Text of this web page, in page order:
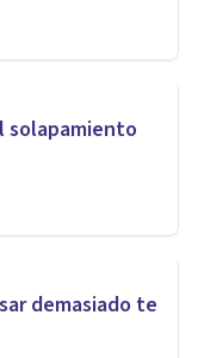
solapamiento
demasiado te